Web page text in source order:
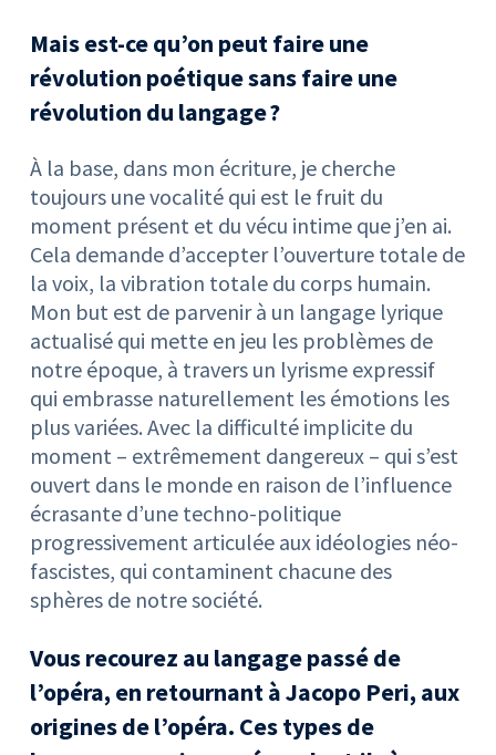
Mais est-ce qu’on peut faire une
révolution poétique sans faire une
révolution du langage ?
À la base, dans mon écriture, je cherche
toujours une vocalité qui est le fruit du
moment présent et du vécu intime que j’en ai.
Cela demande d’accepter l’ouverture totale de
la voix, la vibration totale du corps humain.
Mon but est de parvenir à un langage lyrique
actualisé qui mette en jeu les problèmes de
notre époque, à travers un lyrisme expressif
qui embrasse naturellement les émotions les
plus variées. Avec la difficulté implicite du
moment – extrêmement dangereux – qui s’est
ouvert dans le monde en raison de l’influence
écrasante d’une techno-politique
progressivement articulée aux idéologies néo-
fascistes, qui contaminent chacune des
sphères de notre société.
Vous recourez au langage passé de
l’opéra, en retournant à Jacopo Peri, aux
origines de l’opéra. Ces types de